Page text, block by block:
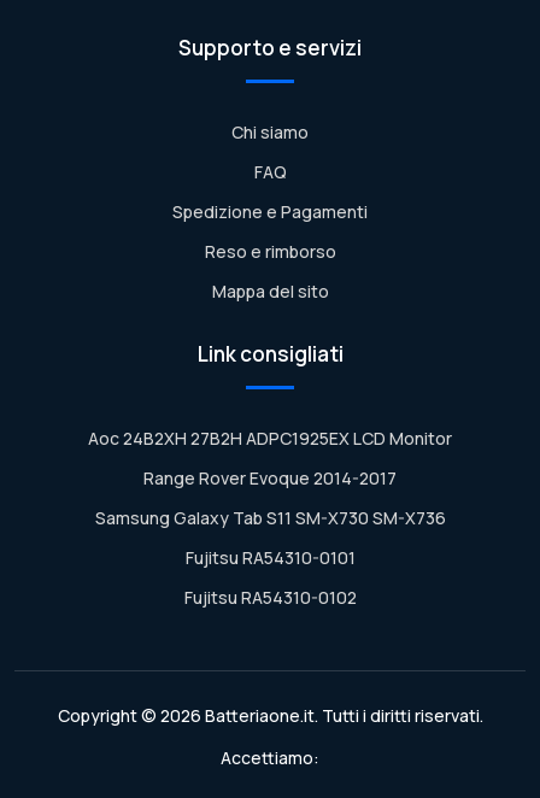
Supporto e servizi
Chi siamo
FAQ
Spedizione e Pagamenti
Reso e rimborso
Mappa del sito
Link consigliati
Aoc 24B2XH 27B2H ADPC1925EX LCD Monitor
Range Rover Evoque 2014-2017
Samsung Galaxy Tab S11 SM-X730 SM-X736
Fujitsu RA54310-0101
Fujitsu RA54310-0102
Copyright © 2026 Batteriaone.it. Tutti i diritti riservati.
Accettiamo: